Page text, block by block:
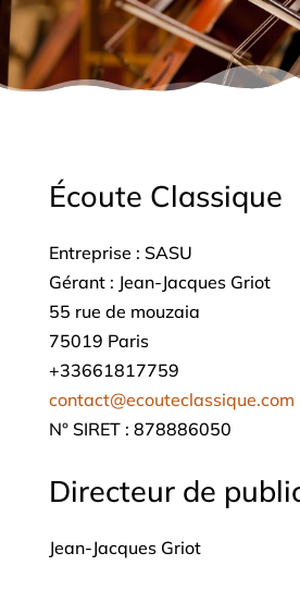
Écoute Classique
Entreprise : SASU
Gérant : Jean-Jacques Griot
55 rue de mouzaia
75019 Paris
+33661817759
contact@ecouteclassique.com
N° SIRET : 878886050
Directeur de
Jean-Jacques Griot